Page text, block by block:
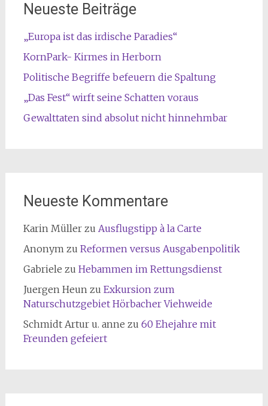
Neueste Beiträge
„Europa ist das irdische Paradies“
KornPark- Kirmes in Herborn
Politische Begriffe befeuern die Spaltung
„Das Fest“ wirft seine Schatten voraus
Gewalttaten sind absolut nicht hinnehmbar
Neueste Kommentare
Karin Müllerzu Ausflugstipp à la Carte
Anonymzu Reformen versus Ausgabenpolitik
Gabriele zu Hebammen im Rettungsdienst
Juergen Heunzu Exkursion zum
Naturschutzgebiet Hörbacher Viehweide
Schmidt Artur u. anne zu 60 Ehejahre mit
Freunden gefeiert